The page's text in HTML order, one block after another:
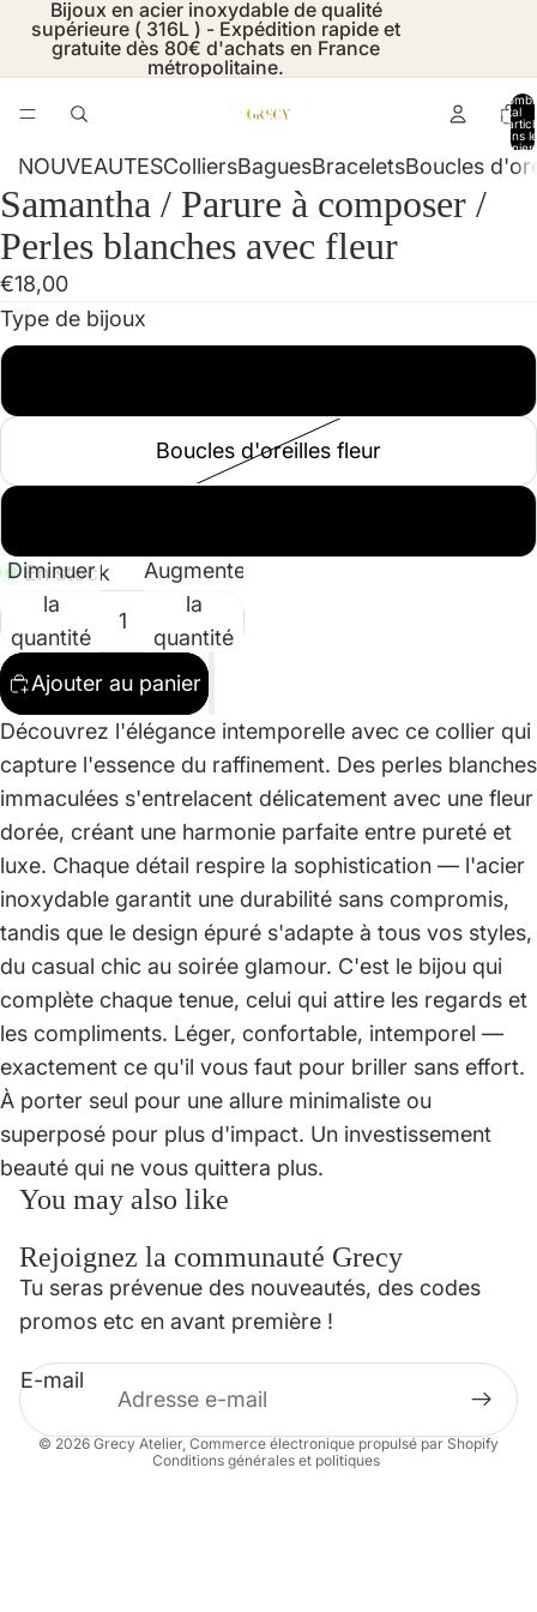
Bijoux en acier inoxydable de qualité
supérieure ( 316L ) - Expédition rapide et
gratuite dès 80€ d'achats en France
métropolitaine.
total
dans le
NOUVEAUTESColliersBaguesBraceletsBoucles
Ouvrir
l’image
en
plein
écran
Ouvrir
l’image
en
plein
écran
Ouvrir
l’image
en
plein
écran
Ouvrir
l’image
en
plein
écran
Ouvrir
l’image
en
plein
écran
Ouvrir
l’image
en
plein
écran
Ouvrir
l’image
en
plein
écran
Ouvrir
l’image
en
plein
écran
Samantha / Parure à composer /
Perles blanches avec fleur
€18,00
Type de bijoux
Boucles d'oreilles fleur
En stock
Diminuer
la
quantité
Augmenter
la
quantité
Ajouter au panier
Découvrez l'élégance intemporelle avec ce collier qui
capture l'essence du raffinement. Des perles blanches
immaculées s'entrelacent délicatement avec une fleur
dorée, créant une harmonie parfaite entre pureté et
luxe. Chaque détail respire la sophistication — l'acier
inoxydable garantit une durabilité sans compromis,
tandis que le design épuré s'adapte à tous vos styles,
du casual chic au soirée glamour. C'est le bijou qui
complète chaque tenue, celui qui attire les regards et
les compliments. Léger, confortable, intemporel —
exactement ce qu'il vous faut pour briller sans effort.
À porter seul pour une allure minimaliste ou
superposé pour plus d'impact. Un investissement
beauté qui ne vous quittera plus.
You may also like
Rejoignez la communauté Grecy
Tu seras prévenue des nouveautés, des codes
promos etc en avant première !
E-mail
© 2026Grecy Atelier,Commerce électronique propulsé par Shopify
Conditions générales et politiques
Politique de confidentialité
Politique de remboursement
Mentions légales